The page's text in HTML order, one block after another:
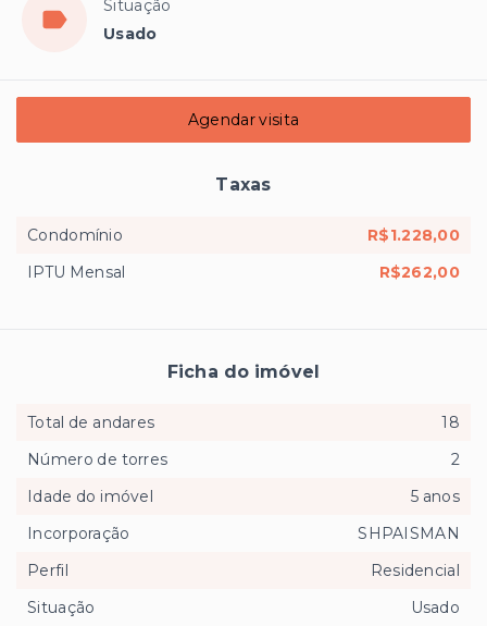
Situação
Usado
Agendar visita
Taxas
Condomínio
R$1.228,00
IPTU Mensal
R$262,00
Ficha do imóvel
Total de andares
18
Número de torres
2
Idade do imóvel
5 anos
Incorporação
SHPAISMAN
Perfil
Residencial
Situação
Usado